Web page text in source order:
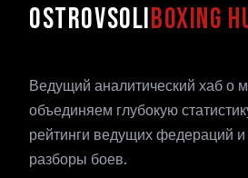
OSTROVSOLIBOXING
Ведущий аналитический хаб о
объединяем глубокую
рейтинги ведущих федераций
разборы боев.